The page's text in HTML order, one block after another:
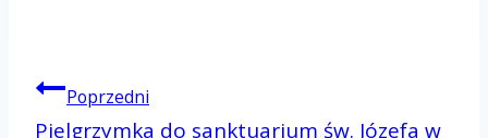
Poprzedni
Pielgrzymka do sanktuarium św. Józefa w